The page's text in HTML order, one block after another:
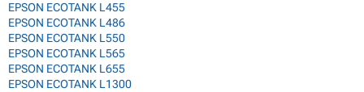
EPSON ECOTANK L455
EPSON ECOTANK L486
EPSON ECOTANK L550
EPSON ECOTANK L565
EPSON ECOTANK L655
EPSON ECOTANK L1300